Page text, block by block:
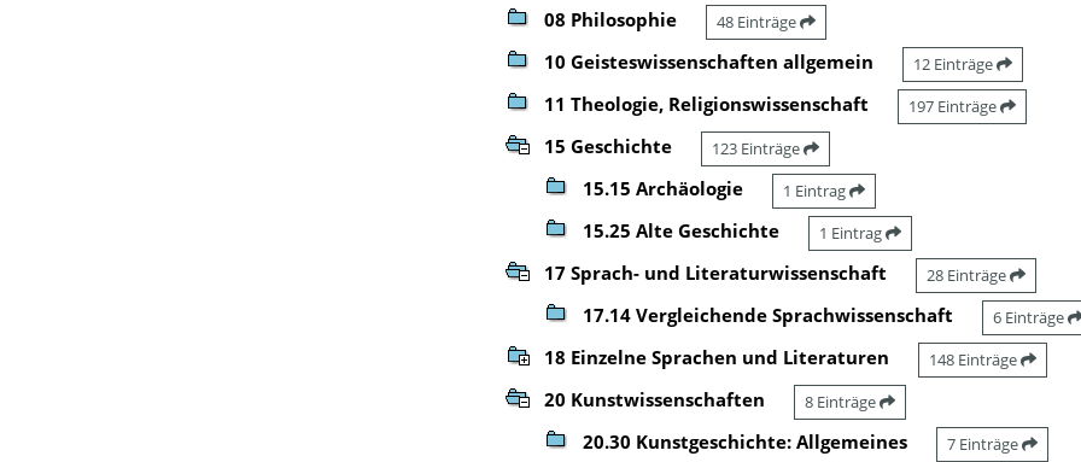
08 Philosophie 48 Einträge
10 Geisteswissenschaften allgemein 12 Einträge
11 Theologie, Religionswissenschaft 197 Einträge
15 Geschichte 123 Einträge
15.15 Archäologie 1 Eintrag
15.25 Alte Geschichte 1 Eintrag
17 Sprach- und Literaturwissenschaft 28 Einträge
17.14 Vergleichende Sprachwissenschaft 6 Einträge
18 Einzelne Sprachen und Literaturen 148 Einträge
20 Kunstwissenschaften 8 Einträge
20.30 Kunstgeschichte: Allgemeines 7 Einträge